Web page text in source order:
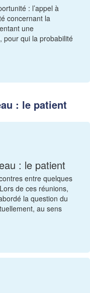
: l’appel à
concernant la
une
pour qui la probabilité
: le patient
: le patient
entre quelques
de ces réunions,
la question du
au sens